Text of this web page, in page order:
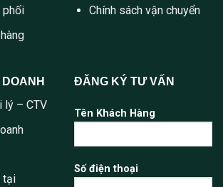
phối
Chính sách vận chuyển
lý – CTV
tại
ĐĂNG KÝ TƯ VẤN
Tên Khách Hàng
Số điện thoại